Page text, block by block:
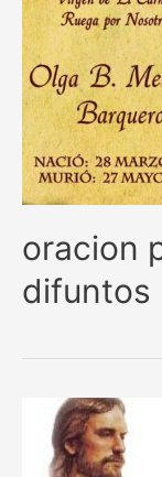
oracion
difuntos